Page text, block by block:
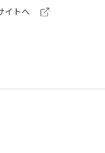
イトへ